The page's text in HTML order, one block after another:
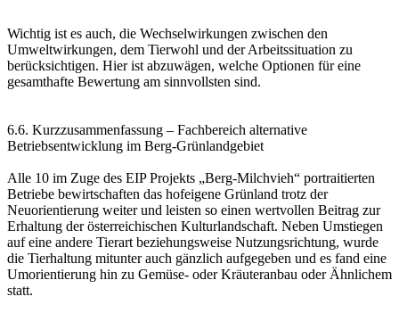
Wichtig ist es auch, die Wechselwirkungen zwischen den
Umweltwirkungen, dem Tierwohl und der Arbeitssituation zu
berücksichtigen. Hier ist abzuwägen, welche Optionen für eine
gesamthafte Bewertung am sinnvollsten sind.
6.6. Kurzzusammenfassung – Fachbereich alternative
Betriebsentwicklung im Berg-Grünlandgebiet
Alle 10 im Zuge des EIP Projekts „Berg-Milchvieh“ portraitierten
Betriebe bewirtschaften das hofeigene Grünland trotz der
Neuorientierung weiter und leisten so einen wertvollen Beitrag zur
Erhaltung der österreichischen Kulturlandschaft. Neben Umstiegen
auf eine andere Tierart beziehungsweise Nutzungsrichtung, wurde
die Tierhaltung mitunter auch gänzlich aufgegeben und es fand eine
Umorientierung hin zu Gemüse- oder Kräuteranbau oder Ähnlichem
statt.